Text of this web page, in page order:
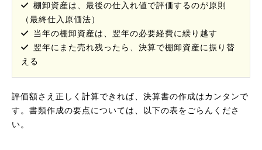
棚卸資産は、最後の仕入れ値で評価するのが原則
（最終仕入原価法）
当年の棚卸資産は、翌年の必要経費に繰り越す
翌年にまた売れ残ったら、決算で棚卸資産に振り替
える
評価額さえ正しく計算できれば、決算書の作成はカンタンで
す。書類作成の要点については、以下の表をごらんくださ
い。